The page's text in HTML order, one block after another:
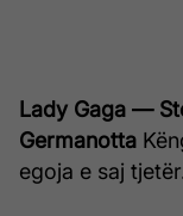
Lady Gaga —
Germanotta
egoja e saj